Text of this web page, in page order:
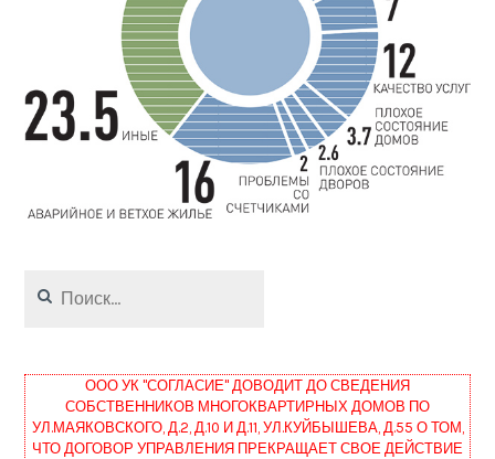
ООО УК "СОГЛАСИЕ" ДОВОДИТ ДО СВЕДЕНИЯ
СОБСТВЕННИКОВ МНОГОКВАРТИРНЫХ ДОМОВ ПО
УЛ.МАЯКОВСКОГО, Д.2, Д.10 И Д.11, УЛ.КУЙБЫШЕВА, Д.55 О ТОМ,
ЧТО ДОГОВОР УПРАВЛЕНИЯ ПРЕКРАЩАЕТ СВОЕ ДЕЙСТВИЕ